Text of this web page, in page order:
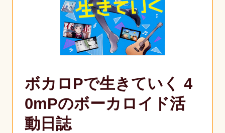
ボカロPで生きていく 4
0mPのボーカロイド活
動日誌